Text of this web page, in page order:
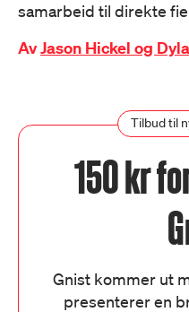
samarbeid til direkte
AvJason Hickel og
Tilbud til
150 kr
Gnist kommer ut
presenterer en